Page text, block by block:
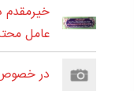
عامل
در خصوص